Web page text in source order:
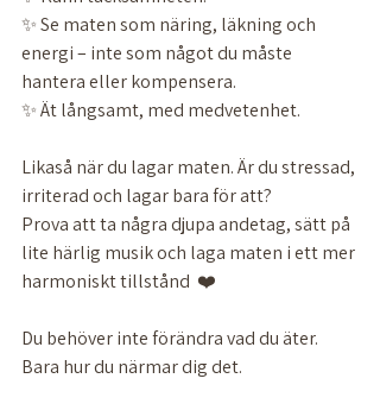
✨ Se maten som näring, läkning och
energi – inte som något du måste
hantera eller kompensera.
✨ Ät långsamt, med medvetenhet.
Likaså när du lagar maten. Är du stressad,
irriterad och lagar bara för att?
Prova att ta några djupa andetag, sätt på
lite härlig musik och laga maten i ett mer
harmoniskt tillstånd  ❤️
Du behöver inte förändra vad du äter.
Bara hur du närmar dig det.